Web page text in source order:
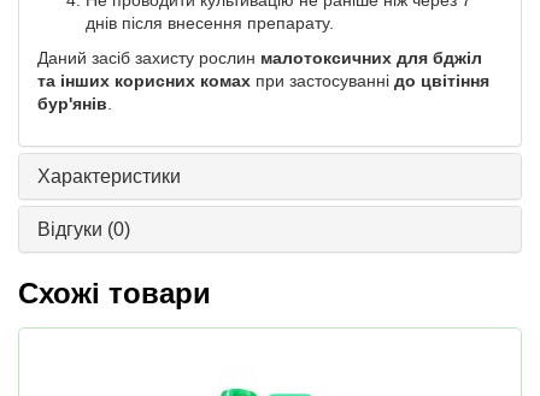
днів після внесення препарату.
Даний засіб захисту рослин малотоксичних для бджіл
та інших корисних комах при застосуванні до цвітіння
бур'янів
Характеристики
Відгуки (0)
Схожі товари